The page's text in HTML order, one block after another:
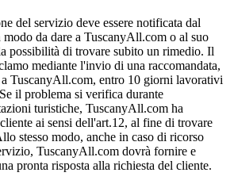
del servizio deve essere notificata dal
da dare a TuscanyAll.com o al suo
possibilità di trovare subito un rimedio. Il
mediante l'invio di una raccomandata,
TuscanyAll.com, entro 10 giorni lavorativi
il problema si verifica durante
turistiche, TuscanyAll.com ha
ai sensi dell'art.12, al fine di trovare
stesso modo, anche in caso di ricorso
TuscanyAll.com dovrà fornire e
pronta risposta alla richiesta del cliente.